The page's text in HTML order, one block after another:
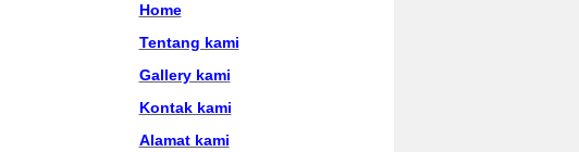
Home
Tentang kami
Gallery kami
Kontak kami
Alamat kami